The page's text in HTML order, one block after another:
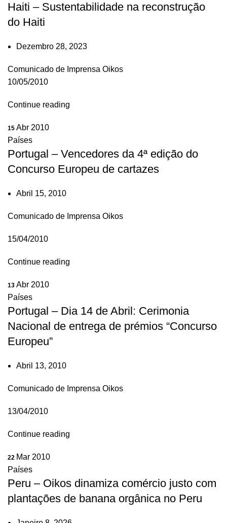
Haiti – Sustentabilidade na reconstrução
do Haiti
Dezembro 28, 2023
Comunicado de Imprensa Oikos
10/05/2010
Continue reading
15 Abr 2010
Países
Portugal – Vencedores da 4ª edição do
Concurso Europeu de cartazes
Abril 15, 2010
Comunicado de Imprensa Oikos
15/04/2010
Continue reading
13 Abr 2010
Países
Portugal – Dia 14 de Abril: Cerimonia
Nacional de entrega de prémios “Concurso
Europeu”
Abril 13, 2010
Comunicado de Imprensa Oikos
13/04/2010
Continue reading
22 Mar 2010
Países
Peru – Oikos dinamiza comércio justo com
plantações de banana orgânica no Peru